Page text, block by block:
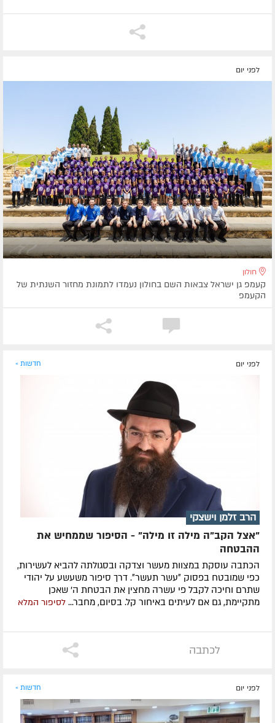
לפני יום
חולון
קעמפ גן ישראל צבאות השם בחולון נעמדו לתמונת מחזור השנתית של
הקעמפ
לפני יום חדשות »
הרב זלמן וישצקי
"אצל הקב"ה מילה זו מילה" - הסיפור שממחיש את
ההבטחה
הכתבה עוסקת במצוות מעשר וצדקה ובסגולתה להביא לעשירות,
כפי שמובטח בפסוק ״עשר תעשר״. דרך סיפור משעשע על יהודי
שתרם וחיכה לקבל פי עשרה מחצין את הבטחת ה' שאכן
מתקיימת, גם אם לעיתים באיחור קל. בסיום, מחבר... לסיפור המלא
לכתבה
לפני יום חדשות »